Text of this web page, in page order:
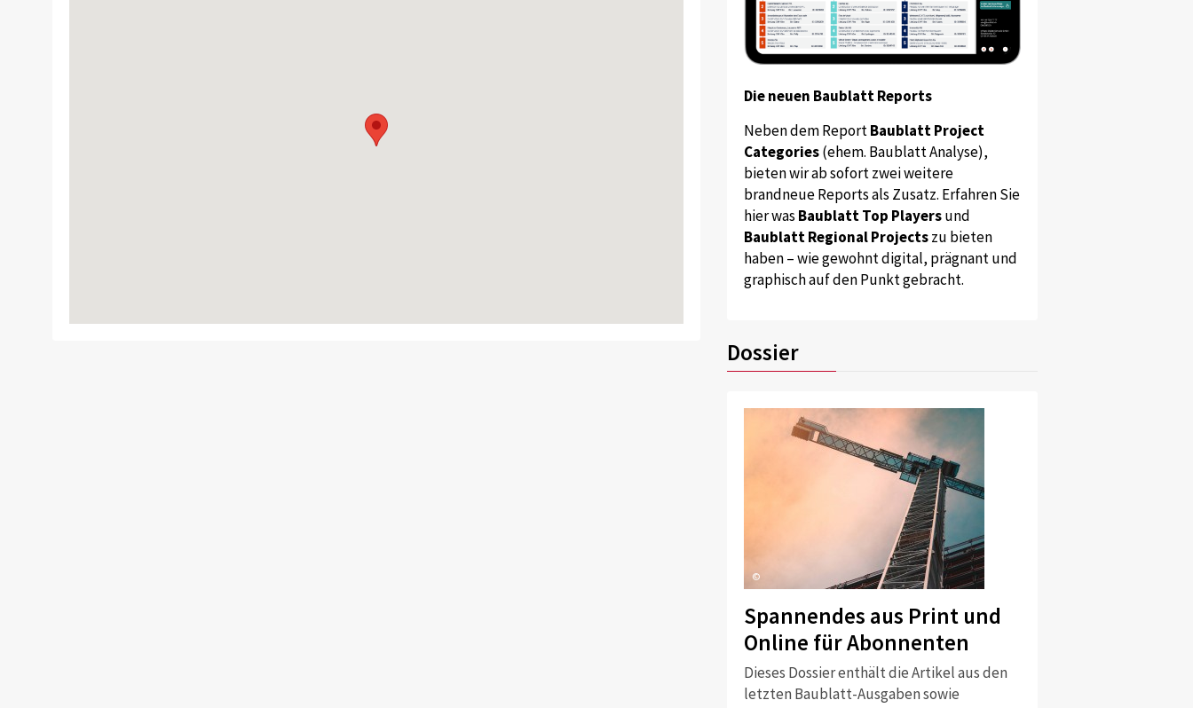
Die neuen Baublatt Reports
Neben dem ReportBaublatt Project
Categories(ehem. Baublatt Analyse),
bieten wir ab sofort zwei weitere
brandneue Reports als Zusatz. Erfahren Sie
hier was Baublatt Top Playersund
Baublatt Regional Projectszu bieten
haben – wie gewohnt digital, prägnant und
graphisch auf den Punkt gebracht.
Dossier
©
Spannendes aus Print und
Online für Abonnenten
Dieses Dossier enthält die Artikel aus den
letzten Baublatt-Ausgaben sowie